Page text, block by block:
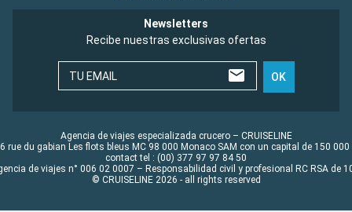
Newsletters
Recibe nuestras exclusivas ofertas
TU EMAIL OK
Agencia de viajes especializada crucero – CRUISELINE
rue du gabian Les flots bleus MC 98 000 Monaco SAM con un capital de 150 000
contact tel : (00) 377 97 97 84 50
de viajes n° 006 02 0007 – Responsabilidad civil y profesional RC RSA de
© CRUISELINE 2026 - all rights reserved